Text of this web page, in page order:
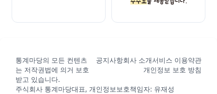
통계마당의 모든 컨텐츠
는 저작권법에 의거 보호
받고 있습니다.
공지사항회사 소개서비스 이용약관
개인정보 보호 방침
주식회사 통계마당대표, 개인정보보호책임자: 유재성